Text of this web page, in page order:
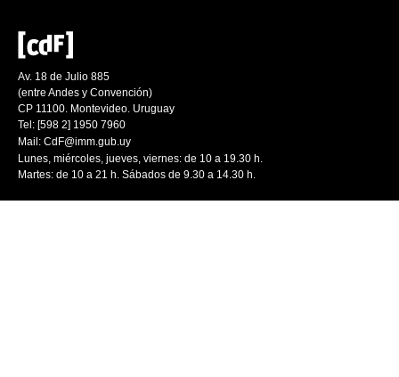
Av. 18 de Julio 885
(entre Andes y Convención)
CP 11100. Montevideo. Uruguay
Tel: [598 2] 1950 7960
Mail: CdF@imm.gub.uy
Lunes, miércoles, jueves, viernes: de 10 a 19.30 h.
Martes: de 10 a 21 h. Sábados de 9.30 a 14.30 h.